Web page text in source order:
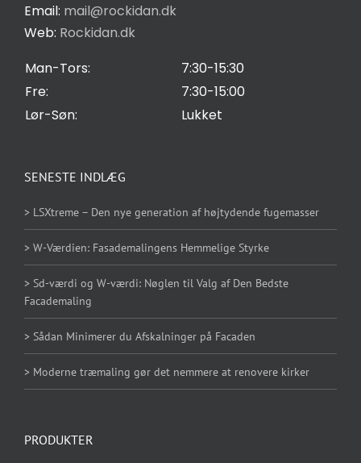
Email: mail@rockidan.dk
Web: Rockidan.dk
Man-Tors:
7:30-15:30
Fre:
7:30-15:00
Lør-Søn:
Lukket
Cookie Indstilling
SENESTE INDLÆG
> LSXtreme – Den nye generation af højtydende fugemasser
> W-Værdien: Fasademalingens Hemmelige Styrke
> Sd-værdi og W-værdi: Nøglen til Valg af Den Bedste
Facademaling
> Sådan Minimerer du Afskalninger på Facaden
> Moderne træmaling gør det nemmere at renovere kirker
PRODUKTER